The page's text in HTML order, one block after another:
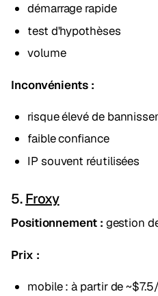
démarrage rapide
test d'hypothèses
volume
Inconvénients :
risque élevé de
faible confiance
IP souvent réutilisées
5.Froxy
Positionnement : gestion
Prix :
mobile : à partir de